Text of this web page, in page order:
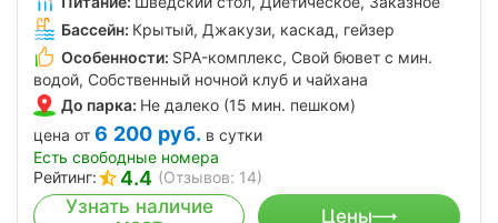
Бассейн: Крытый, Джакузи, каскад, гейзер
Особенности: SPA-комплекс, Свой бювет с мин.
водой, Собственный ночной клуб и чайхана
До парка: Не далеко (15 мин. пешком)
цена от 6 200 руб. в сутки
Есть свободные номера
Рейтинг:
4.4 (Отзывов: 14)
Узнать наличие
Цены